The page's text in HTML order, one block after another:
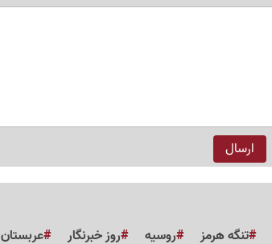
تنگه هرمز روسیه روز خبرنگار عربستان